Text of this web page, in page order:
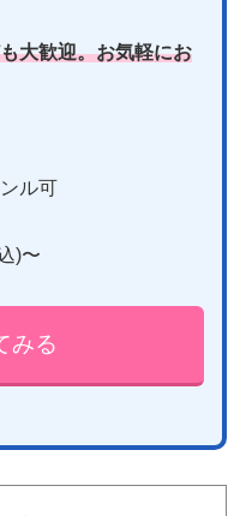
大歓迎。お気軽にお
ル可
)〜
みる